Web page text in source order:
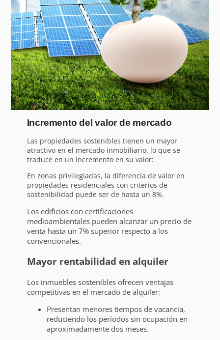
Incremento del valor de mercado
Las propiedades sostenibles tienen un mayor
atractivo en el mercado inmobiliario, lo que se
traduce en un incremento en su valor:
En zonas privilegiadas, la diferencia de valor en
propiedades residenciales con criterios de
sostenibilidad puede ser de hasta un 8%.
Los edificios con certificaciones
medioambientales pueden alcanzar un precio de
venta hasta un 7% superior respecto a los
convencionales.
Mayor rentabilidad en alquiler
Los inmuebles sostenibles ofrecen ventajas
competitivas en el mercado de alquiler:
Presentan menores tiempos de vacancia,
reduciendo los períodos sin ocupación en
aproximadamente dos meses.